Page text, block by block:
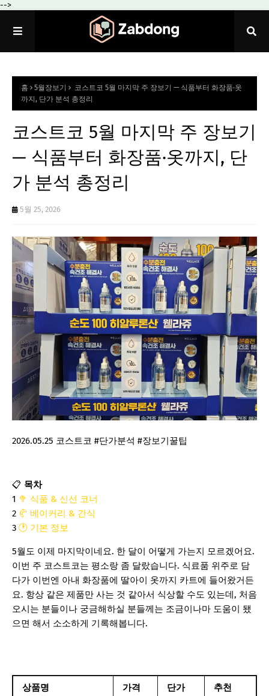
-->
홈 5월장보기
코스트코 5월 마지막 주 장보기 — 식품부터 화장품·옷
까지, 단가 분석 총정리
코스트코 5월 마지막 주 장보기
— 식품부터 화장품·옷까지, 단
가 분석 총정리
5월 25, 2026
2026.05.25 코스트코 #단가분석 #장보기꿀팁
📋 목차
1 🥦 식품 & 신선 코너
2 🥐 베이커리 & 간식
3 🕐 기본 정보
5월도 이제 마지막이네요. 한 달이 어떻게 가는지 모르겠어요.
이번 주 코스트코는 평소랑 좀 달랐습니다. 식료품 위주로 담
다가 이번엔 아내 화장품에 딸아이 옷까지 카트에 들어왔거든
요. 항상 같은 제품만 사는 것 같아서 식상할 수도 있는데, 처음
오시는 분들이나 궁금해하실 분들께는 조금이나마 도움이 됐
으면 해서 소소하게 기록해봅니다.
상품명 가격 단가 추천